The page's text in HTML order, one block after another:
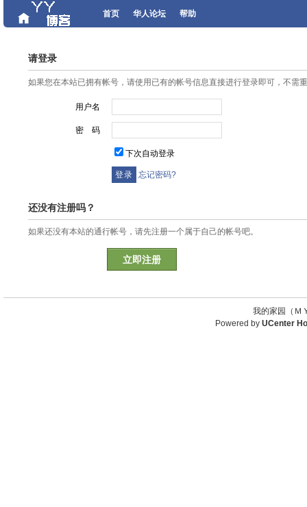
首页 华人论坛 帮助
请登录
如果您在本站已拥有帐号，请使用已有的帐号信息直接进行登录即可，不需
用户名
密 码
下次自动登录
忘记密码?
还没有注册吗？
如果还没有本站的通行帐号，请先注册一个属于自己的帐号吧。
立即注册
我的家园（
Powered by UCenter